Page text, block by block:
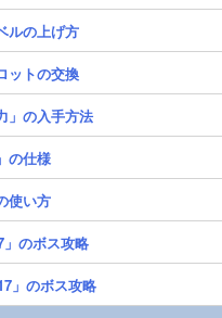
ルの上げ方
ットの交換
」の入手方法
の仕様
使い方
」のボス攻略
」のボス攻略